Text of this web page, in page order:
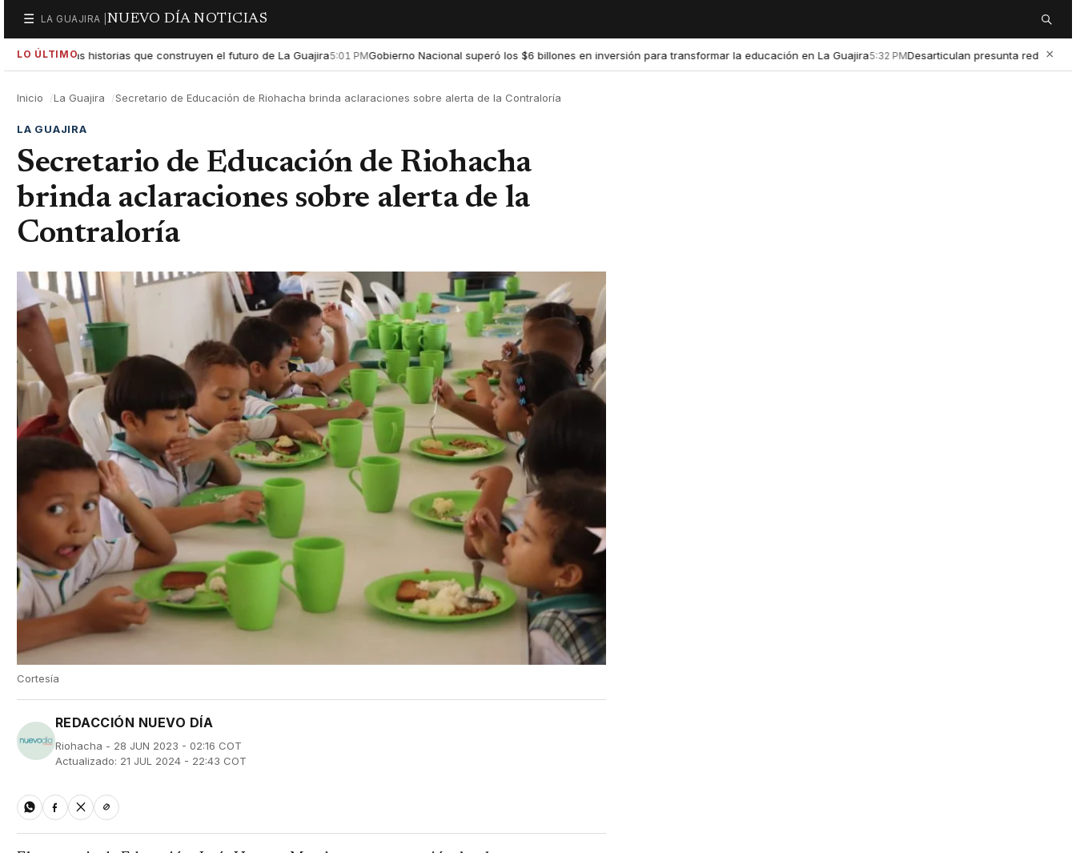
☰
Secciones
LA GUAJIRA | NUEVO DÍA NOTICIAS Buscar
LO ÚLTIMO
las historias que construyen el futuro de La Guajira 5:01 PMGobierno Nacional superó los $6 billones en inversión para transformar la educación en La Guajira 5:32 PMDesarticulan presunta red de ×
Inicio La Guajira Secretario de Educación de Riohacha brinda aclaraciones sobre alerta de la Contraloría
LA GUAJIRA
Secretario de Educación de Riohacha
brinda aclaraciones sobre alerta de la
Contraloría
Cortesía
REDACCIÓN NUEVO DÍA
Riohacha - 28 JUN 2023 - 02:16 COT
Actualizado: 21 JUL 2024 - 22:43 COT